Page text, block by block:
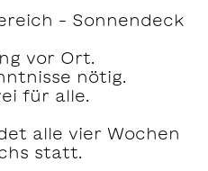
– Sonnendeck
vor Ort.
nötig.
für alle.
alle vier Wochen
statt.